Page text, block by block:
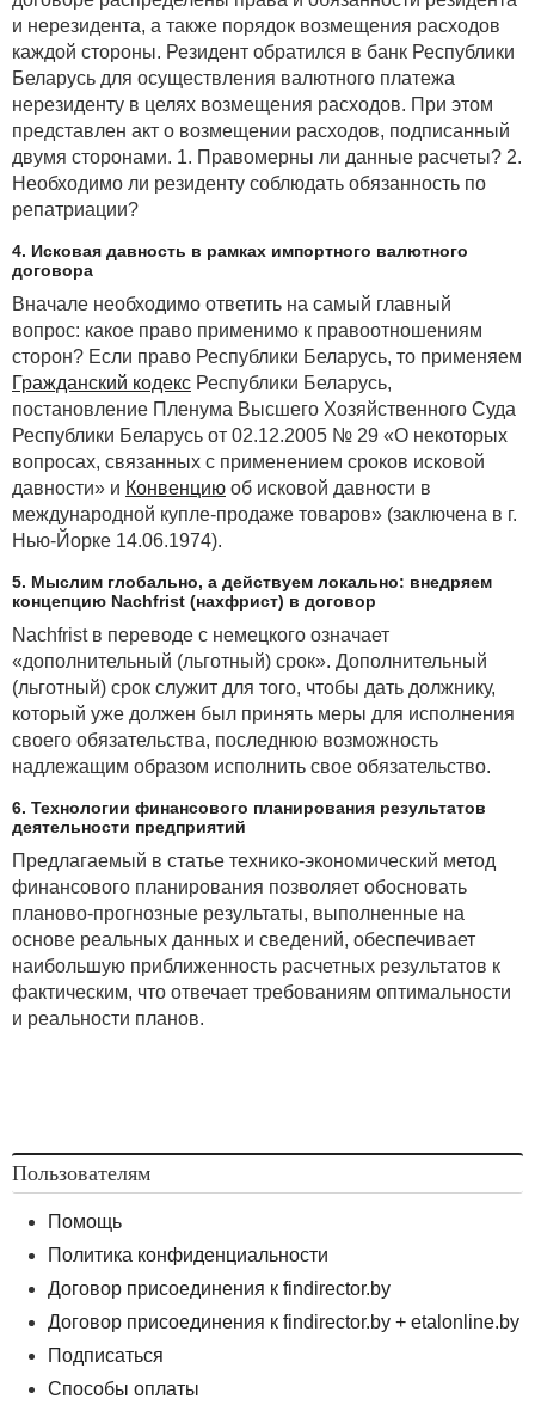
и нерезидента, а также порядок возмещения расходов
каждой стороны. Резидент обратился в банк Республики
Беларусь для осуществления валютного платежа
нерезиденту в целях возмещения расходов. При этом
представлен акт о возмещении расходов, подписанный
двумя сторонами. 1. Правомерны ли данные расчеты? 2.
Необходимо ли резиденту соблюдать обязанность по
репатриации?
4. Исковая давность в рамках импортного валютного
договора
Вначале необходимо ответить на самый главный
вопрос: какое право применимо к правоотношениям
сторон? Если право Республики Беларусь, то применяем
Гражданский кодекс Республики Беларусь,
постановление Пленума Высшего Хозяйственного Суда
Республики Беларусь от 02.12.2005 № 29 «О некоторых
вопросах, связанных с применением сроков исковой
давности» и Конвенцию об исковой давности в
международной купле-продаже товаров» (заключена в г.
Нью-Йорке 14.06.1974).
5. Мыслим глобально, а действуем локально: внедряем
концепцию Nachfrist (нахфрист) в договор
Nachfrist в переводе с немецкого означает
«дополнительный (льготный) срок». Дополнительный
(льготный) срок служит для того, чтобы дать должнику,
который уже должен был принять меры для исполнения
своего обязательства, последнюю возможность
надлежащим образом исполнить свое обязательство.
6. Технологии финансового планирования результатов
деятельности предприятий
Предлагаемый в статье технико-экономический метод
финансового планирования позволяет обосновать
планово-прогнозные результаты, выполненные на
основе реальных данных и сведений, обеспечивает
наибольшую приближенность расчетных результатов к
фактическим, что отвечает требованиям оптимальности
и реальности планов.
Пользователям
Помощь
Политика конфиденциальности
Договор присоединения к findirector.by
Договор присоединения к findirector.by + etalonline.by
Подписаться
Способы оплаты